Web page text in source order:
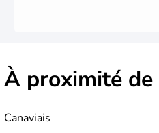
À proximité de
Canaviais